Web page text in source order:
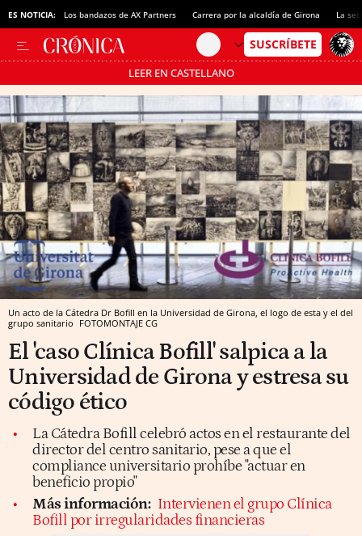
ES NOTICIA: Los bandazos de AX Partners Carrera por la alcaldía de Girona La
LEER EN CASTELLANO
Pásate al MODO AHORRO
Un acto de la Cátedra Dr Bofill en la Universidad de Girona, el logo de esta y el del
grupo sanitario FOTOMONTAJE CG
El 'caso Clínica Bofill' salpica a la
Universidad de Girona y estresa su
código ético
La Cátedra Bofill celebró actos en el restaurante del
director del centro sanitario, pese a que el
compliance universitario prohíbe "actuar en
beneficio propio"
Más información: Intervienen el grupo Clínica
Bofill por irregularidades financieras